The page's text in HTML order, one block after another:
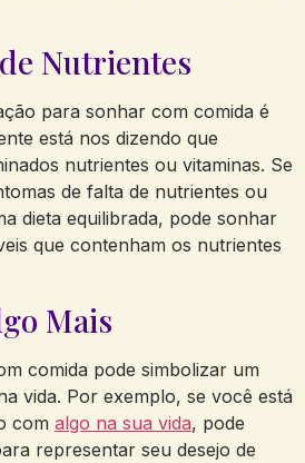
Nutrientes
para sonhar com comida é
está nos dizendo que
nutrientes ou vitaminas. Se
de falta de nutrientes ou
dieta equilibrada, pode sonhar
​​que contenham os nutrientes
Mais
comida pode simbolizar um
vida. Por exemplo, se você está
com algo na sua vida, pode
representar seu desejo de